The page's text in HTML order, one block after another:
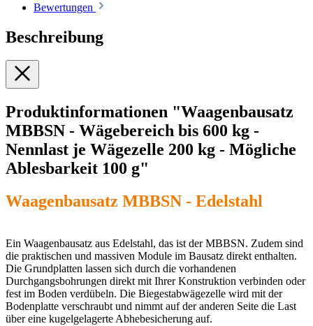
Bewertungen
Beschreibung
Produktinformationen "Waagenbausatz
MBBSN - Wägebereich bis 600 kg -
Nennlast je Wägezelle 200 kg - Mögliche
Ablesbarkeit 100 g"
Waagenbausatz MBBSN - Edelstahl
Ein Waagenbausatz aus Edelstahl, das ist der MBBSN. Zudem sind
die praktischen und massiven Module im Bausatz direkt enthalten.
Die Grundplatten lassen sich durch die vorhandenen
Durchgangsbohrungen direkt mit Ihrer Konstruktion verbinden oder
fest im Boden verdübeln. Die Biegestabwägezelle wird mit der
Bodenplatte verschraubt und nimmt auf der anderen Seite die Last
über eine kugelgelagerte Abhebesicherung auf.